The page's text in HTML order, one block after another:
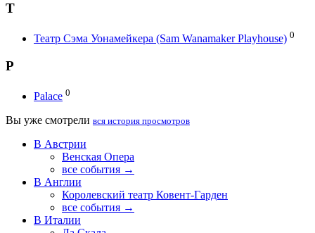
Т
Театр Сэма Уонамейкера (Sam Wanamaker Playhouse) 0
P
Palace 0
Вы уже смотрели вся история просмотров
В Австрии
Венская Опера
все события →
В Англии
Королевский театр Ковент-Гарден
все события →
В Италии